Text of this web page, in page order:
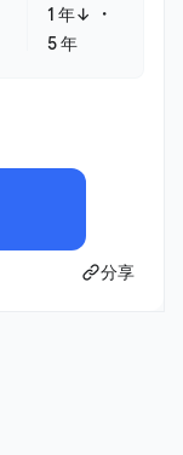
1 年↓ ・
5 年
分享